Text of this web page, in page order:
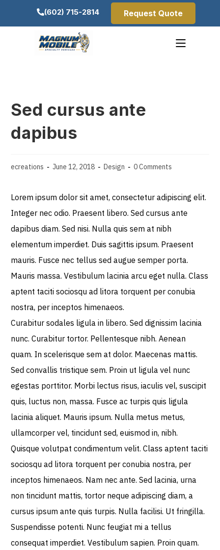
(602) 715-2814 Request Quote
Sed cursus ante
dapibus
ecreations June 12, 2018 Design 0 Comments
Lorem ipsum dolor sit amet, consectetur adipiscing elit.
Integer nec odio. Praesent libero. Sed cursus ante
dapibus diam. Sed nisi. Nulla quis sem at nibh
elementum imperdiet. Duis sagittis ipsum. Praesent
mauris. Fusce nec tellus sed augue semper porta.
Mauris massa. Vestibulum lacinia arcu eget nulla. Class
aptent taciti sociosqu ad litora torquent per conubia
nostra, per inceptos himenaeos.
Curabitur sodales ligula in libero. Sed dignissim lacinia
nunc. Curabitur tortor. Pellentesque nibh. Aenean
quam. In scelerisque sem at dolor. Maecenas mattis.
Sed convallis tristique sem. Proin ut ligula vel nunc
egestas porttitor. Morbi lectus risus, iaculis vel, suscipit
quis, luctus non, massa. Fusce ac turpis quis ligula
lacinia aliquet. Mauris ipsum. Nulla metus metus,
ullamcorper vel, tincidunt sed, euismod in, nibh.
Quisque volutpat condimentum velit. Class aptent taciti
sociosqu ad litora torquent per conubia nostra, per
inceptos himenaeos. Nam nec ante. Sed lacinia, urna
non tincidunt mattis, tortor neque adipiscing diam, a
cursus ipsum ante quis turpis. Nulla facilisi. Ut fringilla.
Suspendisse potenti. Nunc feugiat mi a tellus
consequat imperdiet. Vestibulum sapien. Proin quam.